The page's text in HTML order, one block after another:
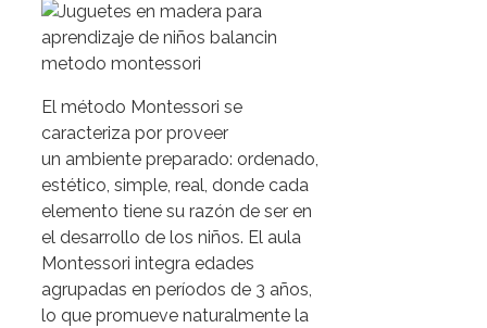
El método Montessori se
caracteriza por proveer
un ambiente preparado: ordenado,
estético, simple, real, donde cada
elemento tiene su razón de ser en
el desarrollo de los niños. El aula
Montessori integra edades
agrupadas en períodos de 3 años,
lo que promueve naturalmente la